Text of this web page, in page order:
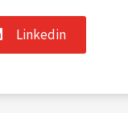
Linkedin